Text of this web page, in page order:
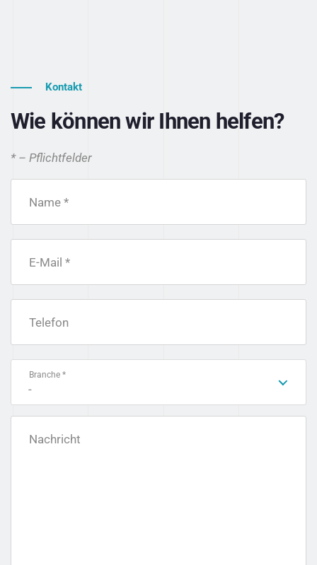
Kontakt
Wie können wir Ihnen helfen?
* – Pflichtfelder
Name *
E-Mail *
Telefon
Branche *
-
Nachricht